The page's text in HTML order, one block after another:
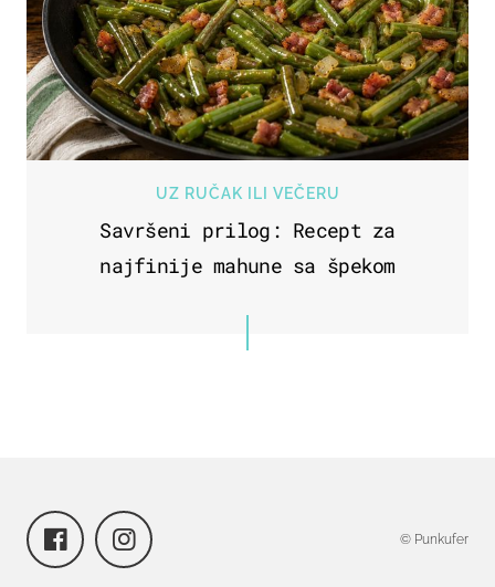
UZ RUČAK ILI VEČERU
Savršeni prilog: Recept za
najfinije mahune sa špekom
© Punkufer